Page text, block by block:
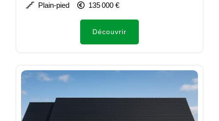
Plain-pied
135 000 €
Découvrir